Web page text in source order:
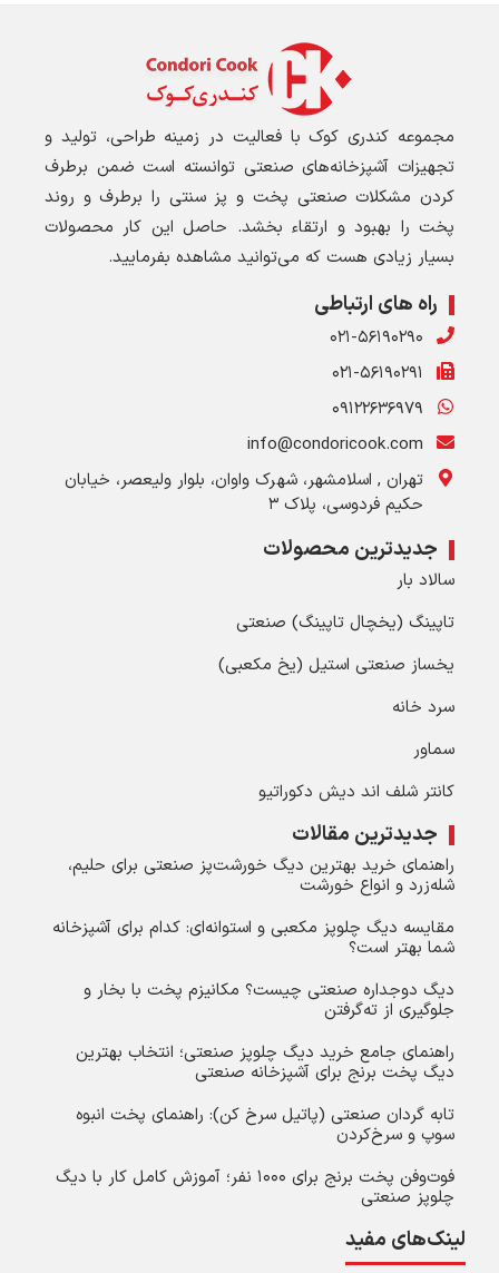
مجموعه کندری کوک با فعالیت در زمینه طراحی، تولید و
تجهیزات آشپزخانه‌های صنعتی توانسته است ضمن برطرف
کردن مشکلات صنعتی پخت و پز سنتی را برطرف و روند
پخت را بهبود و ارتقاء بخشد. حاصل این کار محصولات
بسیار زیادی هست که می‌توانید مشاهده بفرمایید.
راه های ارتباطی
۰۲۱-۵۶۱۹۰۲۹۰
۰۲۱-۵۶۱۹۰۲۹۱
۰۹۱۲۲۶۳۶۹۷۹
info@condoricook.com
تهران , اسلامشهر، شهرک واوان، بلوار ولیعصر، خیابان
حکیم فردوسی، پلاک ۳
جدیدترین محصولات
سالاد بار
تاپینگ (یخچال تاپینگ) صنعتی
یخساز صنعتی استیل (یخ مکعبی)
سرد خانه
سماور
کانتر شلف اند دیش دکوراتیو
جدیدترین مقالات
راهنمای خرید بهترین دیگ خورشت‌پز صنعتی برای حلیم،
شله‌زرد و انواع خورشت
مقایسه دیگ چلوپز مکعبی و استوانه‌ای: کدام برای آشپزخانه
شما بهتر است؟
دیگ دوجداره صنعتی چیست؟ مکانیزم پخت با بخار و
جلوگیری از ته‌گرفتن
راهنمای جامع خرید دیگ چلوپز صنعتی؛ انتخاب بهترین
دیگ پخت برنج برای آشپزخانه صنعتی
تابه گردان صنعتی (پاتیل سرخ کن): راهنمای پخت انبوه
سوپ و سرخ‌کردن
فوت‌وفن پخت برنج برای ۱۰۰۰ نفر؛ آموزش کامل کار با دیگ
چلوپز صنعتی
لینک‌های مفید